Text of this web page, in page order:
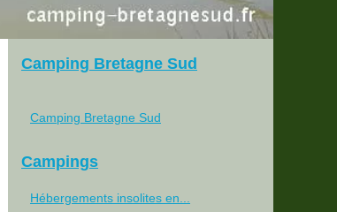
Camping Bretagne Sud
Camping Bretagne Sud
Campings
Hébergements insolites en...